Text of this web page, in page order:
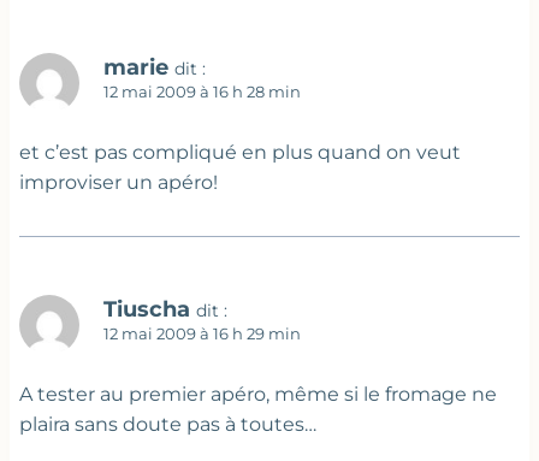
marie dit :
12 mai 2009 à 16 h 28 min
et c’est pas compliqué en plus quand on veut
improviser un apéro!
Tiuscha dit :
12 mai 2009 à 16 h 29 min
A tester au premier apéro, même si le fromage ne
plaira sans doute pas à toutes…